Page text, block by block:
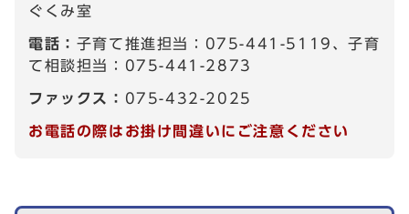
ぐくみ室
電話： 子育て推進担当：075-441-5119、子育
て相談担当：075-441-2873
ファックス： 075-432-2025
お電話の際はお掛け間違いにご注意ください